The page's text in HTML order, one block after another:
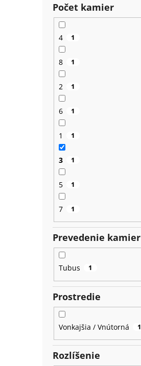
Počet kamier
4 1
8 1
2 1
6 1
1 1
3 1
5 1
7 1
Prevedenie kamier
Tubus 1
Prostredie
Vonkajšia / Vnútorná 1
Rozlíšenie